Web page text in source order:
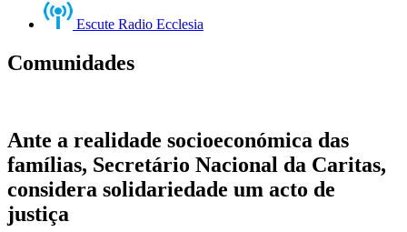
Escute Radio Ecclesia
Comunidades
Ante a realidade socioeconómica das
famílias, Secretário Nacional da Caritas,
considera solidariedade um acto de
justiça